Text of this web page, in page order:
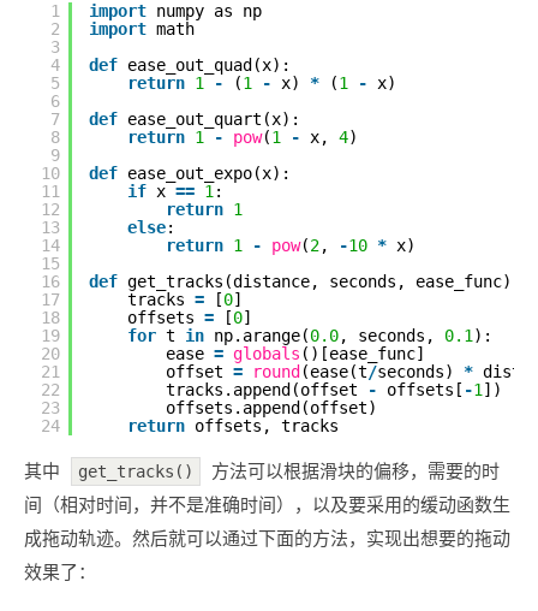
1
2
3
4
5
6
7
8
9
10
11
12
13
14
15
16
17
18
19
20
21
22
23
24
import numpy as np
import math
def ease_out_quad(x):
return 1 - (1 - x) * (1 -
x)
def ease_out_quart(x):
return 1 - pow(1 - x, 4)
def ease_out_expo(x):
if x == 1 :
return 1
else:
return 1 - pow(2, -10 * x)
def get_tracks(distance, seconds, ease_func):
tracks = [0]
offsets = [0]
for t in np.arange(0.0, seconds, 0.1 ):
ease = globals ()[ease_func]
offset = round (ease(t/seconds) *
tracks.append(offset
- offsets[ -1 ])
offsets.append(offset)
return offsets, tracks
其中 get_tracks()
方法可以根据滑块的偏移，需要的时
间（相对时间，并不是准确时间），以及要采用的缓动函数生
成拖动轨迹。然后就可以通过下面的方法，实现出想要的拖动
效果了：